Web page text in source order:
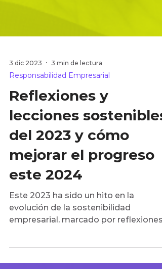
3 min de lectura
Responsabilidad Empresarial
Reflexiones y
lecciones sostenibles
del 2023 y cómo
mejorar el progreso
este 2024
Este 2023 ha sido un hito en la
empresarial, marcado por reflexiones